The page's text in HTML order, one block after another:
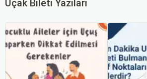
Uçak Bileti Yazıları